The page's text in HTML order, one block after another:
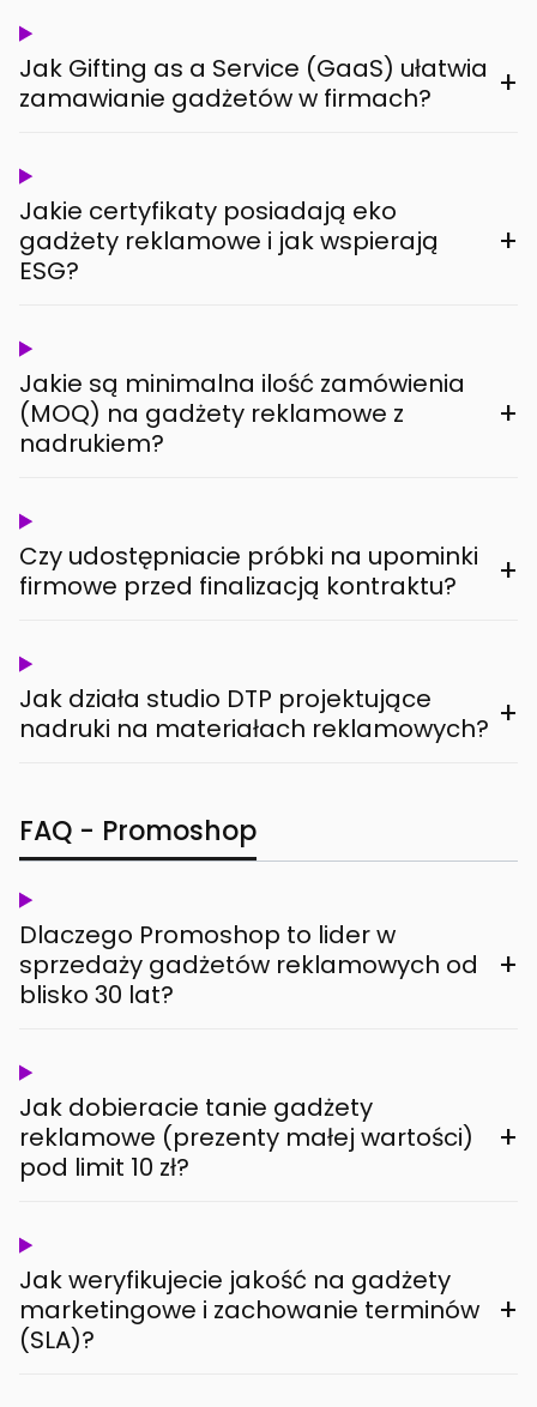
Jak Gifting as a Service (GaaS) ułatwia
zamawianie gadżetów w firmach?
+
Jakie certyfikaty posiadają eko
gadżety reklamowe i jak wspierają
ESG?
+
Jakie są minimalna ilość zamówienia
(MOQ) na gadżety reklamowe z
nadrukiem?
+
Czy udostępniacie próbki na upominki
firmowe przed finalizacją kontraktu?
+
Jak działa studio DTP projektujące
nadruki na materiałach reklamowych? +
FAQ - Promoshop
Dlaczego Promoshop to lider w
sprzedaży gadżetów reklamowych od
blisko 30 lat?
+
Jak dobieracie tanie gadżety
reklamowe (prezenty małej wartości)
pod limit 10 zł?
+
Jak weryfikujecie jakość na gadżety
marketingowe i zachowanie terminów
(SLA)?
+